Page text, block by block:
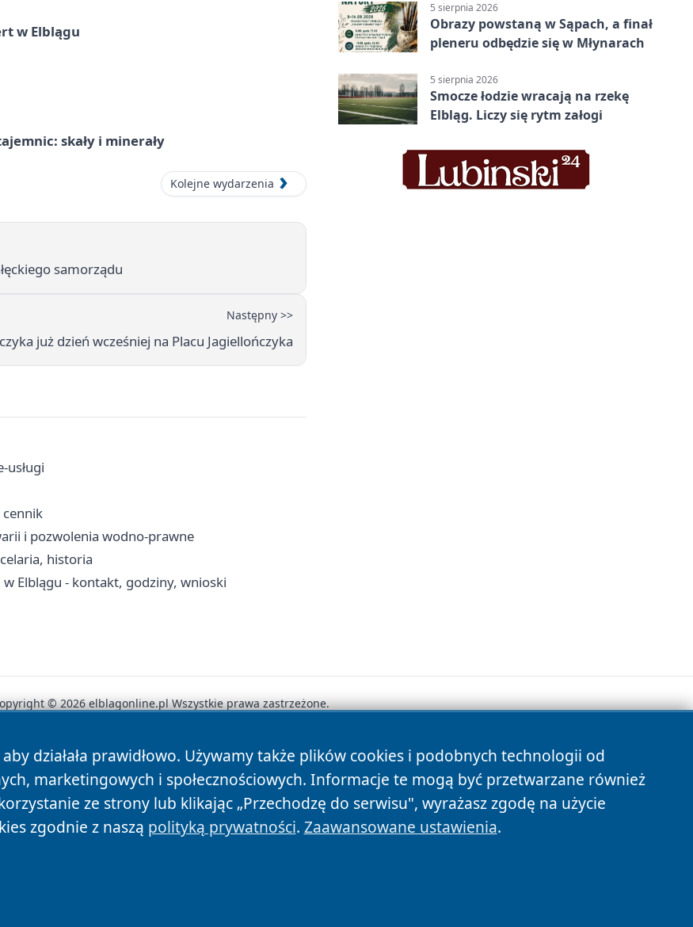
w Elblągu
skały i minerały
Kolejne wydarzenia
samorządu
Następny >>
już dzień wcześniej na Placu Jagiellończyka
usługi
cennik
i pozwolenia wodno-prawne
historia
Elblągu - kontakt, godziny, wnioski
5 sierpnia 2026
Obrazy powstaną w Sąpach, a finał
pleneru odbędzie się w Młynarach
5 sierpnia 2026
Smocze łodzie wracają na rzekę
Elbląg. Liczy się rytm załogi
działała prawidłowo. Używamy także plików cookies i podobnych technologii od
marketingowych i społecznościowych. Informacje te mogą być przetwarzane również
ze strony lub klikając „Przechodzę do serwisu", wyrażasz zgodę na użycie
zgodnie z naszą polityką prywatności. Zaawansowane ustawienia.
© 2026 elblagonline.pl Wszystkie prawa zastrzeżone.
Autorzy Polityka Prywatności Polityka Cookies